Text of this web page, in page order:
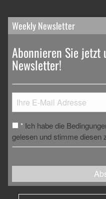
Weekly Newsletter
Abonnieren Sie jetzt
Newsletter!
* Ich habe die
gelesen und stimme diesen